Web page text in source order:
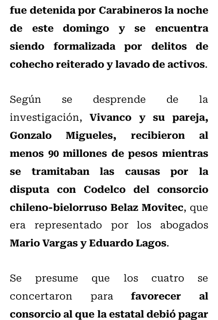
fue detenida por Carabineros la noche
de este domingo y se encuentra
siendo formalizada por delitos de
cohecho reiterado y lavado de activos.
Según se desprende de la
investigación,Vivanco y su pareja,
Gonzalo Migueles, recibieron al
menos 90 millones de pesos mientras
se tramitaban las causas por la
disputa con Codelco del consorcio
chileno-bielorruso Belaz Movitec, que
era representado por los abogados
Mario Vargas y Eduardo Lagos.
Se presume que los cuatro se
concertaron parafavorecer al
consorcio al que la estatal debió pagar